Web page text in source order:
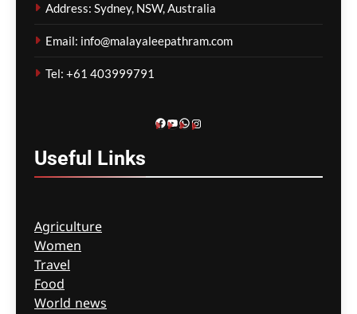
അനാദരവ്;
അന്വേഷണത്തിന് കണ്ണൂർ
കലക്ടറുടെ ഉത്തരവ്
മെഹ്റു ഇസ്മായില്‍
Address: Sydney, NSW, Australia
Email: info@malayaleepathram.com
Tel: +61 403999791
Facebook
YouTube
WhatsApp
Instagram
Useful Links
Agriculture
Women
Travel
Food
World news